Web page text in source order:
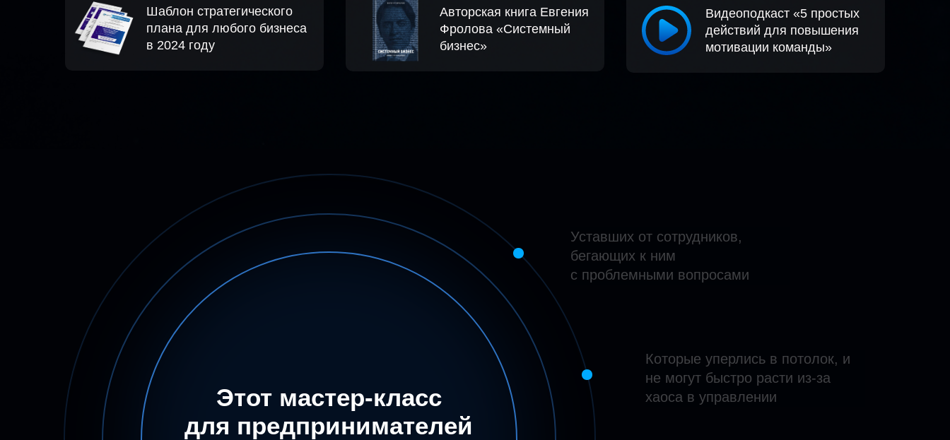
Шаблон стратегического
плана для любого бизнеса
в 2024 году
Авторская книга Евгения
Фролова «Системный
бизнес»
Видеоподкаст «5 простых
действий для повышения
мотивации команды»
Уставших от сотрудников,
бегающих к ним
с проблемными вопросами
Которые уперлись в потолок, и
не могут быстро расти из-за
хаоса в управлении
Этот мастер-класс
для предпринимателей